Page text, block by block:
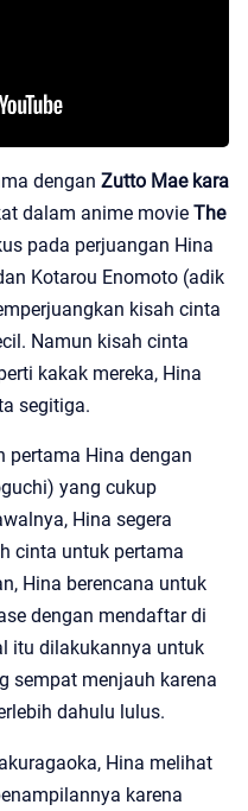
dengan Zutto Mae kara
dalam anime movie The
pada perjuangan Hina
Kotarou Enomoto (adik
kisah cinta
Namun kisah cinta
kakak mereka, Hina
segitiga.
pertama Hina dengan
yang cukup
Hina segera
cinta untuk pertama
Hina berencana untuk
dengan mendaftar di
itu dilakukannya untuk
sempat menjauh karena
dahulu lulus.
Hina melihat
karena